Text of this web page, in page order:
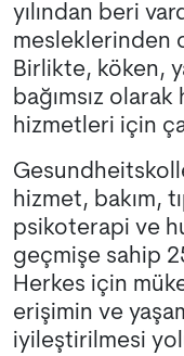
yılından beri
mesleklerinden
Birlikte, köken,
bağımsız
hizmetleri için
hizmet, bakım,
psikoterapi ve
geçmişe sahip
Herkes için
erişimin ve
iyileştirilmesi